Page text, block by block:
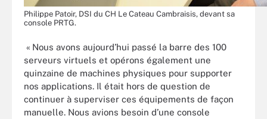
Philippe Patoir, DSI du CH Le Cateau Cambraisis, devant sa
console PRTG.
« Nous avons aujourd’hui passé la barre des 100
serveurs virtuels et opérons également une
quinzaine de machines physiques pour supporter
nos applications. Il était hors de question de
continuer à superviser ces équipements de façon
manuelle. Nous avions besoin d’une console